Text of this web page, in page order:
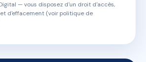
— vous disposez d'un droit d'accès,
d'effacement (voir politique de